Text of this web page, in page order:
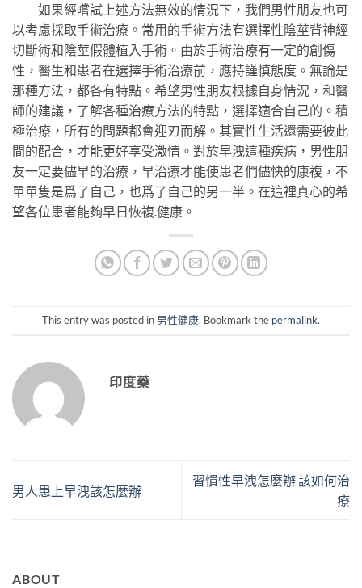
如果經嚐試上述方法無效的情況下，我們男性朋友也可
以考慮採取手術治療。常用的手術方法有選擇性陰莖背神經
切斷術和陰莖假體植入手術。由於手術治療有一定的創傷
性，醫生和患者在選擇手術治療前，應持謹慎態度。無論是
那種方法，都各有特點。希望男性朋友根據自身情況，和醫
師的建議，了解各種治療方法的特點，選擇適合自己的。積
極治療，所有的問題都會迎刃而解。其實性生活還需要彼此
間的配合，才能更好享受激情。對於早洩這種疾病，男性朋
友一定要儘早的治療，早治療才能使患者們儘快的康複，不
單單隻是爲了自己，也爲了自己的另一半。在這裡真心的希
望各位患者能夠早日恢複健康。
This entry was posted in 男性健康. Bookmark the permalink.
印度藥
男人患上早洩該怎麼辦
習慣性早洩怎麼辦 該如何治
療
ABOUT